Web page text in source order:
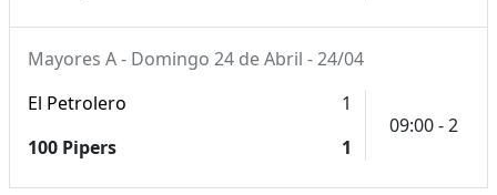
Mayores A - Domingo 24 de Abril - 24/04
El Petrolero
1
100 Pipers
1
09:00 - 2